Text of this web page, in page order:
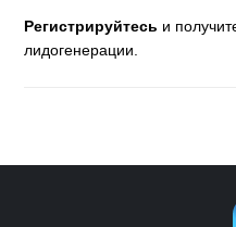
Регистрируйтесь и
лидогенерации.